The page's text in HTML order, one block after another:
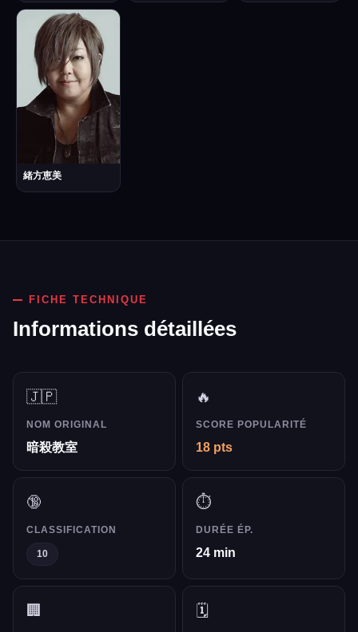
緒方恵美
FICHE TECHNIQUE
Informations détaillées
🇯🇵
NOM ORIGINAL
暗殺教室
🔥
SCORE POPULARITÉ
18 pts
🔞
CLASSIFICATION
10
⏱️
DURÉE ÉP.
24 min
🏢 🗓️